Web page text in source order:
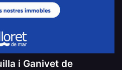
i Ganivet de